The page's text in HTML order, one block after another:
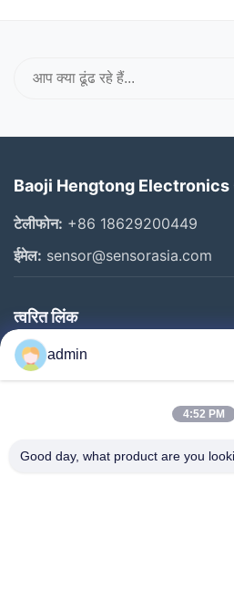
Baoji Hengtong Electronics
टेलीफोन: +86 18629200449
ईमेल: sensor@sensorasia.com
त्वरित लिंक
घर
उत्पादों
हमारे बारे में
admin
4:52 PM
Good day, what product are you